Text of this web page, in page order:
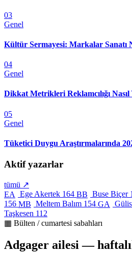
03
Genel
Kültür Sermayesi: Markalar Sanatı
04
Genel
Dikkat Metrikleri Reklamcılığı Nasıl
05
Genel
Tüketici Duygu Araştırmalarında
Aktif yazarlar
tümü ↗
EA
Ege Akertek 164 BB Buse Biçer
156 MB Meltem Balım 154 GA
Taşkesen 112
▦ Bülten / cumartesi sabahları
Adgager ailesi —